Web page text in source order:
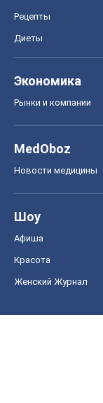
Рецепты
Диеты
Экономика
Рынки и компании
MedOboz
Новости медицины
Шоу
Афиша
Красота
Женский Журнал